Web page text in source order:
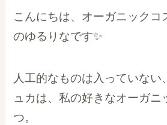
こんにちは、オーガニックコ
のゆるりなです✨
人工的なものは入っていない
ュカは、私の好きなオーガニ
つ。